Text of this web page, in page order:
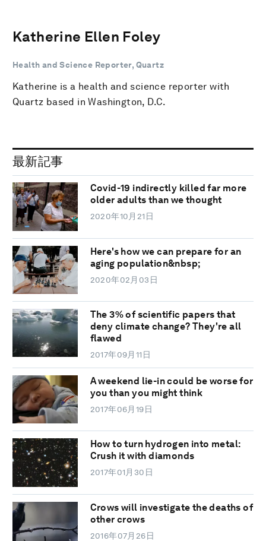
Katherine Ellen Foley
Health and Science Reporter, Quartz
Katherine is a health and science reporter with
Quartz based in Washington, D.C.
最新記事
Covid-19 indirectly killed far more
older adults than we thought
2020年10月21日
Here's how we can prepare for an
aging population&nbsp;
2020年02月03日
The 3% of scientific papers that
deny climate change? They're all
flawed
2017年09月11日
A weekend lie-in could be worse for
you than you might think
2017年06月19日
How to turn hydrogen into metal:
Crush it with diamonds
2017年01月30日
Crows will investigate the deaths of
other crows
2016年07月26日